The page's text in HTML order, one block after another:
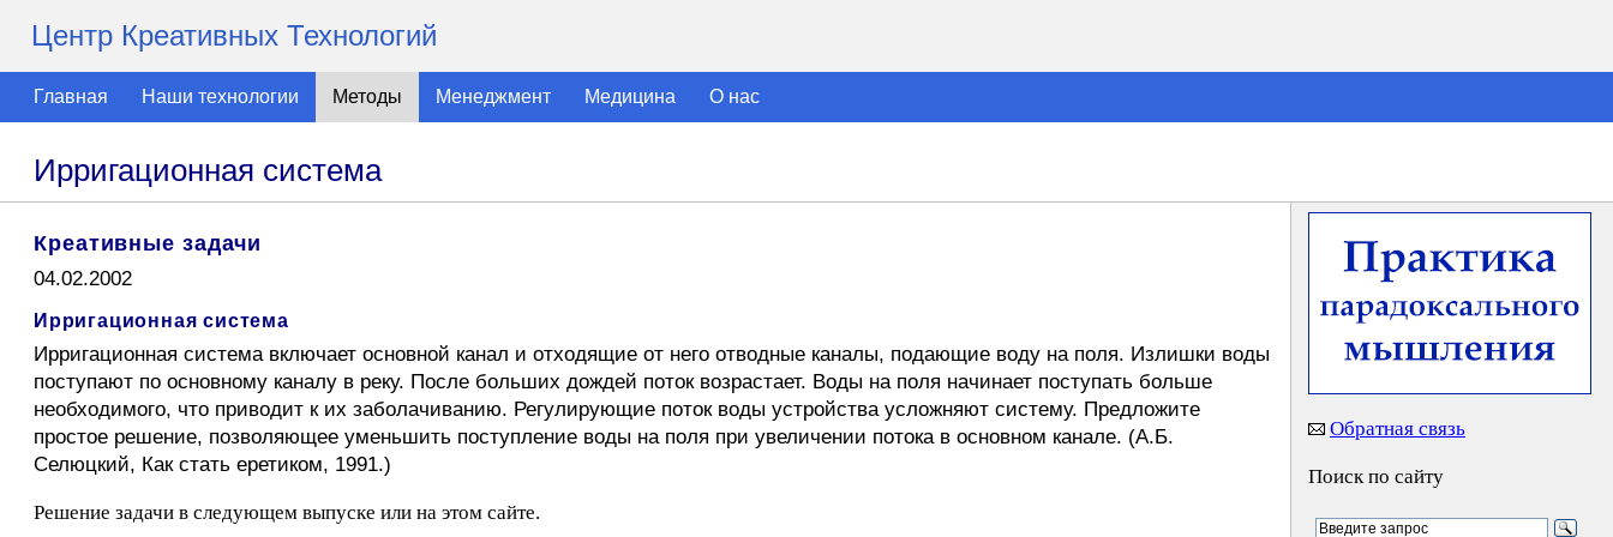
Центр Креативных Технологий
Главная Наши технологии Методы Менеджмент Медицина О нас
Ирригационная система
Креативные задачи
04.02.2002
Ирригационная система
Ирригационная система включает основной канал и отходящие от него отводные каналы, подающие воду на поля. Излишки воды
поступают по основному каналу в реку. После больших дождей поток возрастает. Воды на поля начинает поступать больше
необходимого, что приводит к их заболачиванию. Регулирующие поток воды устройства усложняют систему. Предложите
простое решение, позволяющее уменьшить поступление воды на поля при увеличении потока в основном канале. (А.Б.
Селюцкий, Как стать еретиком, 1991.)
Решение задачи в следующем выпуске или на этом сайте.
Обратная связь
Поиск по сайту